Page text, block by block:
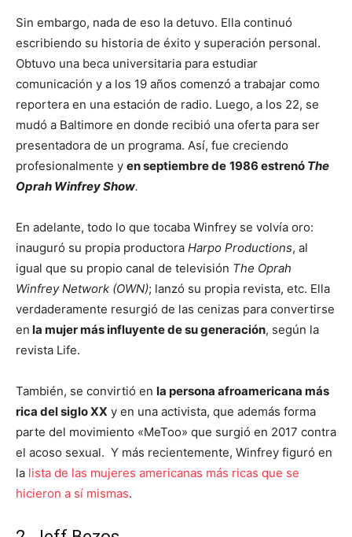
Sin embargo, nada de eso la detuvo. Ella continuó
escribiendo su historia de éxito y superación personal.
Obtuvo una beca universitaria para estudiar
comunicación y a los 19 años comenzó a trabajar como
reportera en una estación de radio. Luego, a los 22, se
mudó a Baltimore en donde recibió una oferta para ser
presentadora de un programa. Así, fue creciendo
profesionalmente y en septiembre de 1986 estrenó The
Oprah Winfrey Show.
En adelante, todo lo que tocaba Winfrey se volvía oro:
inauguró su propia productora Harpo Productions, al
igual que su propio canal de televisión The Oprah
Winfrey Network (OWN); lanzó su propia revista, etc. Ella
verdaderamente resurgió de las cenizas para convertirse
en la mujer más influyente de su generación, según la
revista Life.
También, se convirtió en la persona afroamericana más
rica del siglo XX y en una activista, que además forma
parte del movimiento «MeToo» que surgió en 2017 contra
el acoso sexual. Y más recientemente, Winfrey figuró en
la lista de las mujeres americanas más ricas que se
hicieron a sí mismas.